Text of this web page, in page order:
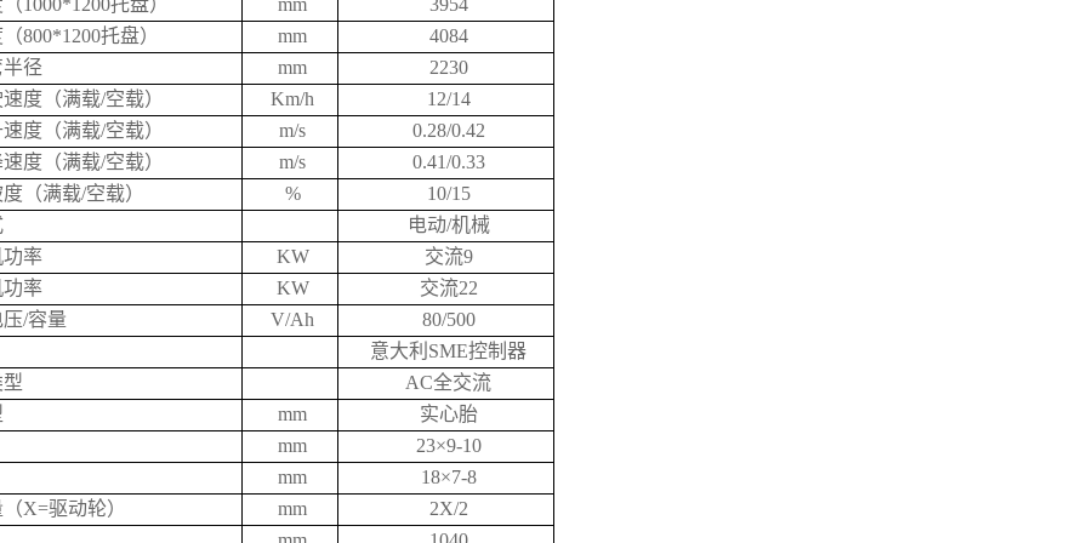
1000*1200托盘） mm
3954
800*1200托盘）
mm
4084
径
mm
2230
度（满载/空载）
Km/h
12/14
度（满载/空载）
m/s
0.28/0.42
度（满载/空载）
m/s
0.41/0.33
（满载/空载）
%
10/15
电动/机械
率
KW
交流9
率
KW
交流22
/容量
V/Ah
80/500
意大利SME控制器
AC全交流
mm
实心胎
mm
23×9-10
mm
18×7-8
X=驱动轮）
mm
2X/2